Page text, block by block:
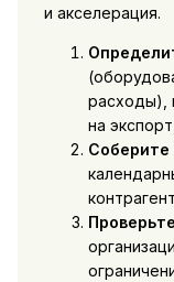
и акселерация.
расходы),
на
Соберите